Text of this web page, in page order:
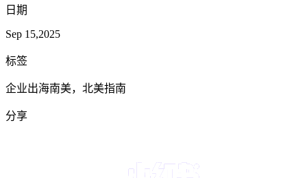
日期
Sep 15,2025
标签
企业出海南美，北美指南
分享